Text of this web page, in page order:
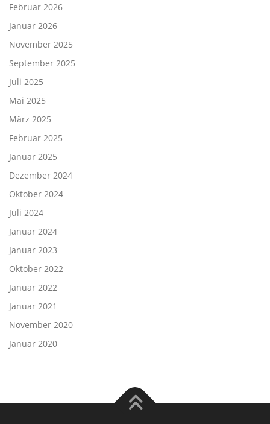
Februar 2026
Januar 2026
November 2025
September 2025
Juli 2025
Mai 2025
März 2025
Februar 2025
Januar 2025
Dezember 2024
Oktober 2024
Juli 2024
Januar 2024
Januar 2023
Oktober 2022
Januar 2022
Januar 2021
November 2020
Januar 2020